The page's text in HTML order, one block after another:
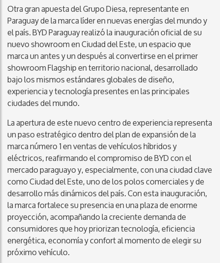
Otra gran apuesta del Grupo Diesa, representante en
Paraguay de la marca líder en nuevas energías del mundo y
el país. BYD Paraguay realizó la inauguración oficial de su
nuevo showroom en Ciudad del Este, un espacio que
marca un antes y un después al convertirse en el primer
showroom Flagship en territorio nacional, desarrollado
bajo los mismos estándares globales de diseño,
experiencia y tecnología presentes en las principales
ciudades del mundo.
La apertura de este nuevo centro de experiencia representa
un paso estratégico dentro del plan de expansión de la
marca número 1 en ventas de vehículos híbridos y
eléctricos, reafirmando el compromiso de BYD con el
mercado paraguayo y, especialmente, con una ciudad clave
como Ciudad del Este, uno de los polos comerciales y de
desarrollo más dinámicos del país. Con esta inauguración,
la marca fortalece su presencia en una plaza de enorme
proyección, acompañando la creciente demanda de
consumidores que hoy priorizan tecnología, eficiencia
energética, economía y confort al momento de elegir su
próximo vehículo.